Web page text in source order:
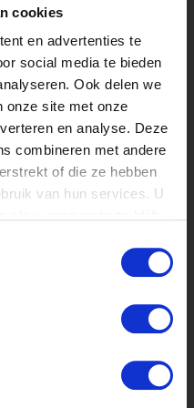
cookies
en advertenties te
social media te bieden
Ook delen we
onze site met onze
en analyse. Deze
combineren met andere
of die ze hebben
van hun services. U